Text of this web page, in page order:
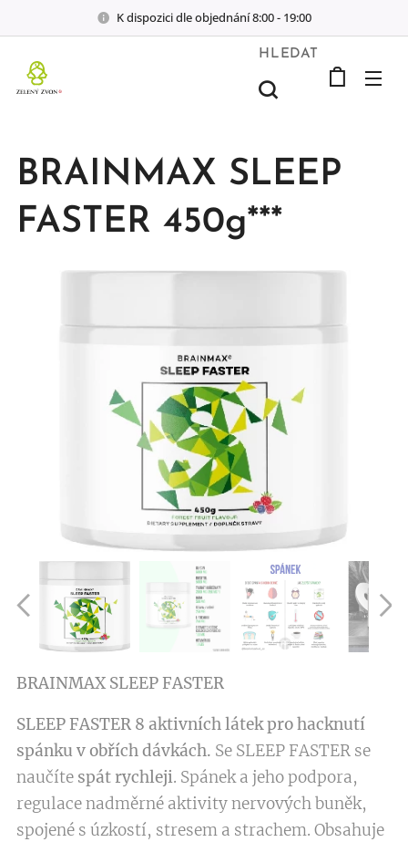
K dispozici dle objednání 8:00 - 19:00
HLEDAT
BRAINMAX SLEEP
FASTER 450g***
BRAINMAX SLEEP FASTER
SLEEP FASTER 8 aktivních látek pro hacknutí
spánku v obřích dávkách. Se SLEEP FASTER se
naučíte spát rychleji. Spánek a jeho podpora,
regulace nadměrné aktivity nervových buněk,
spojené s úzkostí, stresem a strachem. Obsahuje